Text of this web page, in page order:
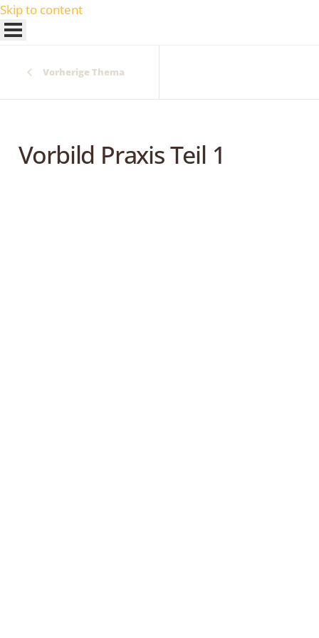
Skip to content
Vorherige Thema
Vorbild Praxis Teil 1